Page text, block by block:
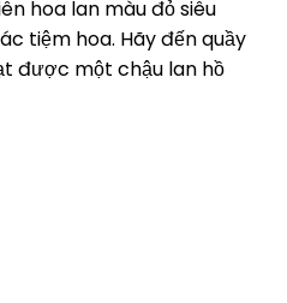
hoa lan màu đỏ siêu
tiệm hoa. Hãy đến quầy
được một chậu lan hồ